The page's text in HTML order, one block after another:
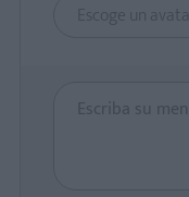
Escoge un avatar